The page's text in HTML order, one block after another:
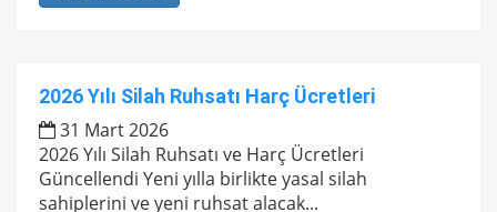
2026 Yılı Silah Ruhsatı Harç Ücretleri
31 Mart 2026
2026 Yılı Silah Ruhsatı ve Harç Ücretleri
Güncellendi Yeni yılla birlikte yasal silah
sahiplerini ve yeni ruhsat alacak...